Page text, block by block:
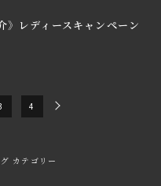
》レディースキャンペーン
4
カテゴリー